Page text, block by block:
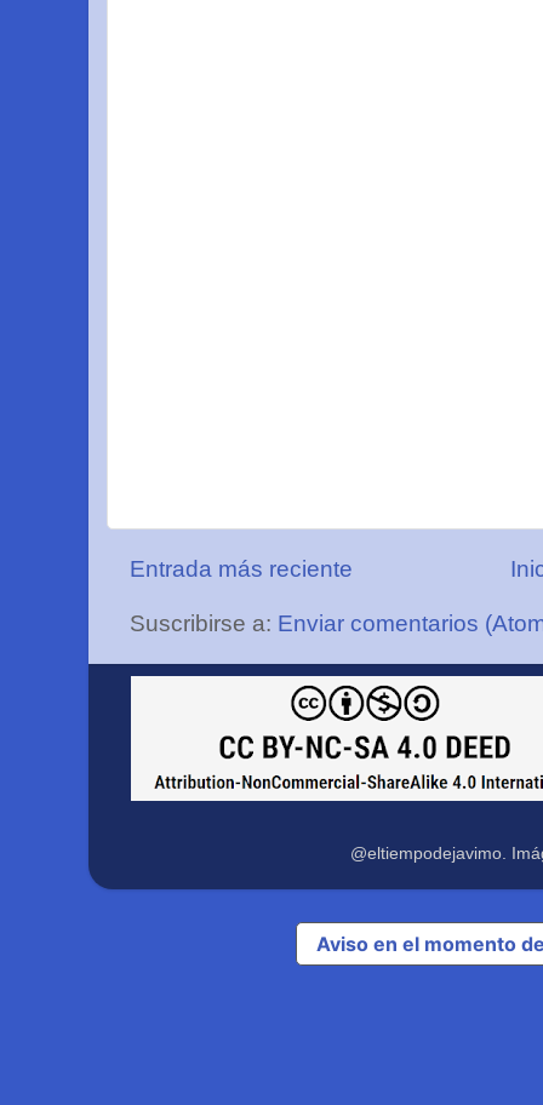
Entrada más reciente
Suscribirse a: Enviar comentarios
@eltiempodejavimo.
Aviso en el momento